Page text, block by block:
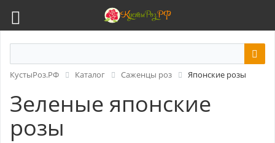
КустыРоз.РФ Каталог Саженцы роз Японские розы
Зеленые японские
розы